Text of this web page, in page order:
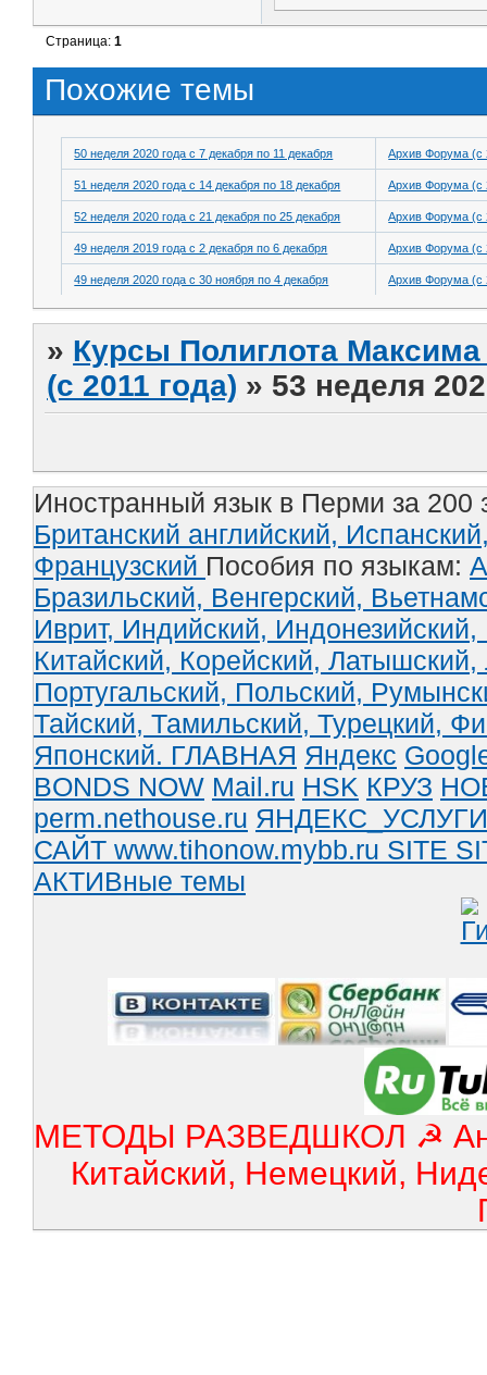
Страница:1
Похожие темы
50 неделя 2020 года с 7 декабря по 11 декабря Архив Форума (с
51 неделя 2020 года с 14 декабря по 18 декабря Архив Форума (с
52 неделя 2020 года с 21 декабря по 25 декабря Архив Форума (с
49 неделя 2019 года с 2 декабря по 6 декабря Архив Форума (с
49 неделя 2020 года с 30 ноября по 4 декабря Архив Форума (с
» Курсы Полиглота
(с 2011 года) » 53 неделя
Иностранный язык в Перми за 200
Британский английский,
Французский Пособия по языкам:
Бразильский, Венгерский,
Иврит, Индийский, Индонезийский,
Китайский, Корейский, Латышский,
Португальский, Польский,
Тайский, Тамильский, Турецкий,
Японский. ГЛАВНАЯ Яндекс
BONDS NOW Mail.ru HSK КРУЗ
perm.nethouse.ru ЯНДЕКС_УСЛУГИ
САЙТ www.tihonow.mybb.ru SITE
АКТИВные темы
МЕТОДЫ РАЗВЕДШКОЛ ☭
Китайский, Немецкий,